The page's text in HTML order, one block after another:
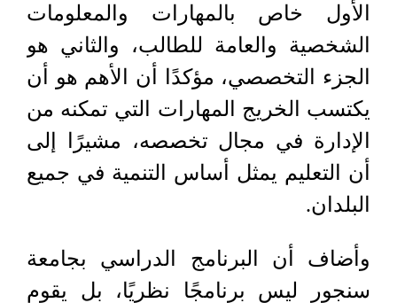
الأول خاص بالمهارات والمعلومات
الشخصية والعامة للطالب، والثاني هو
الجزء التخصصي، مؤكدًا أن الأهم هو أن
يكتسب الخريج المهارات التي تمكنه من
الإدارة في مجال تخصصه، مشيرًا إلى
أن التعليم يمثل أساس التنمية في جميع
البلدان.
وأضاف أن البرنامج الدراسي بجامعة
سنجور ليس برنامجًا نظريًا، بل يقوم